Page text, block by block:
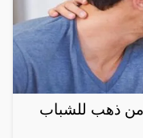
من ذهب للشباب